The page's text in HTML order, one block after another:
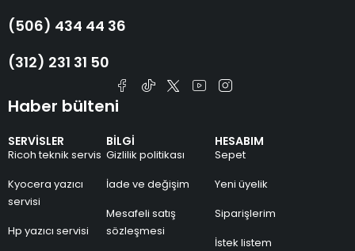
(506) 434 44 36
(312) 231 31 50
SERVİSLER
Ricoh teknik servis
Kyocera yazıcı
servisi
Hp yazıcı servisi
BİLGİ
Gizlilik politikası
İade ve değişim
Mesafeli satış
sözleşmesi
HESABIM
Sepet
Yeni üyelik
Siparişlerim
İstek listem
Haber bülteni